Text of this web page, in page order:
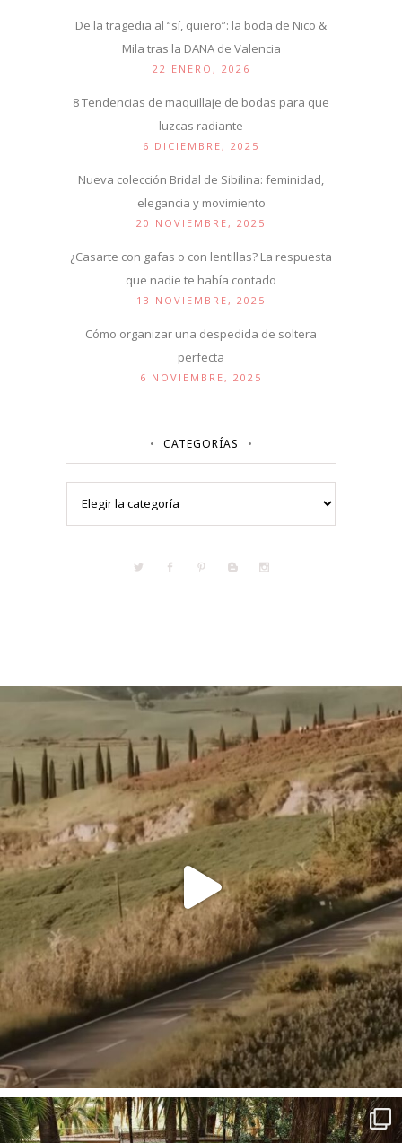
De la tragedia al “sí, quiero”: la boda de Nico &
Mila tras la DANA de Valencia
22 ENERO, 2026
8 Tendencias de maquillaje de bodas para que
luzcas radiante
6 DICIEMBRE, 2025
Nueva colección Bridal de Sibilina: feminidad,
elegancia y movimiento
20 NOVIEMBRE, 2025
¿Casarte con gafas o con lentillas? La respuesta
que nadie te había contado
13 NOVIEMBRE, 2025
Cómo organizar una despedida de soltera
perfecta
6 NOVIEMBRE, 2025
CATEGORÍAS